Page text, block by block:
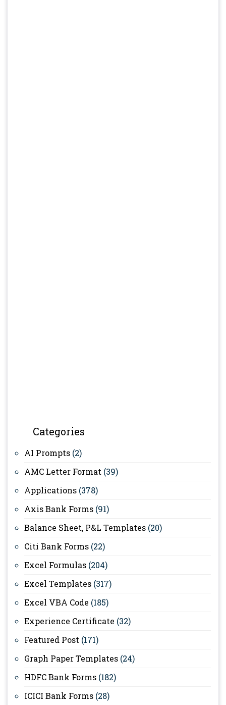
Categories
AI Prompts (2)
AMC Letter Format (39)
Applications (378)
Axis Bank Forms (91)
Balance Sheet, P&L Templates (20)
Citi Bank Forms (22)
Excel Formulas (204)
Excel Templates (317)
Excel VBA Code (185)
Experience Certificate (32)
Featured Post (171)
Graph Paper Templates (24)
HDFC Bank Forms (182)
ICICI Bank Forms (28)